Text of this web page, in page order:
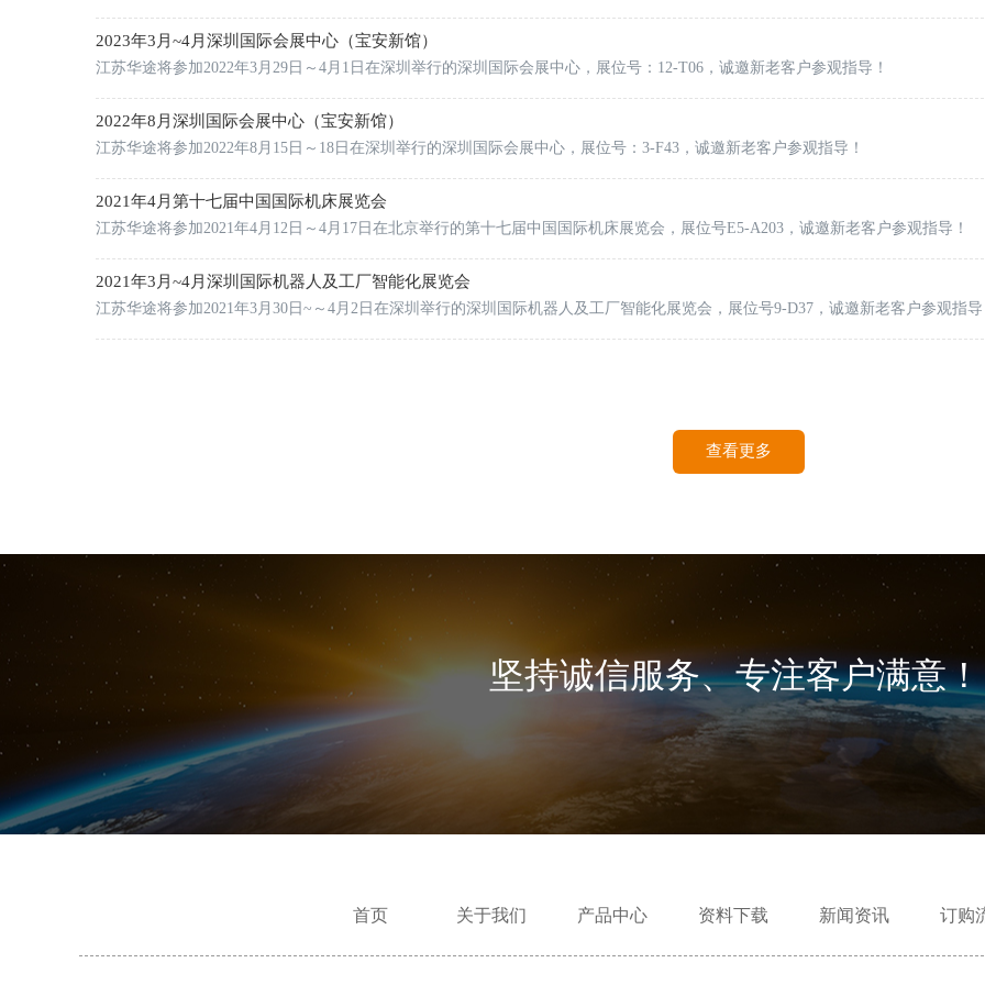
2023年3月~4月深圳国际会展中心（宝安新馆）
江苏华途将参加2022年3月29日～4月1日在深圳举行的深圳国际会展中心，展位号：12-T06，诚邀新老客户参观指导！
2022年8月深圳国际会展中心（宝安新馆）
江苏华途将参加2022年8月15日～18日在深圳举行的深圳国际会展中心，展位号：3-F43，诚邀新老客户参观指导！
2021年4月第十七届中国国际机床展览会
江苏华途将参加2021年4月12日～4月17日在北京举行的第十七届中国国际机床展览会，展位号E5-A203，诚邀新老客户参观指导！
2021年3月~4月深圳国际机器人及工厂智能化展览会
江苏华途将参加2021年3月30日~～4月2日在深圳举行的深圳国际机器人及工厂智能化展览会，展位号9-D37，诚邀新老客户参观指导
查看更多
坚持诚信服务、专注客户满意！
首页 关于我们 产品中心 资料下载 新闻资讯 订购